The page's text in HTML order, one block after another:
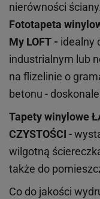
nierówności ściany.
Fototapeta
My LOFT - idealny
industrialnym lub
na flizelinie o
betonu -
Tapety winylowe
CZYSTOŚCI -
wilgotną
także do
Co do jakości